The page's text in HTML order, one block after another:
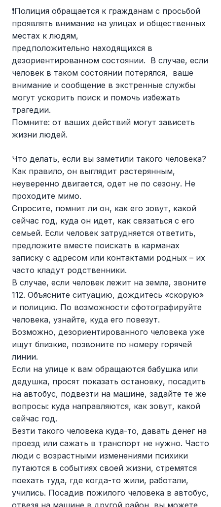
❗️Полиция обращается к гражданам с просьбой
проявлять внимание на улицах и общественных
местах к людям,
предположительно находящихся в
дезориентированном состоянии. В случае, если
человек в таком состоянии потерялся, ваше
внимание и сообщение в экстренные службы
могут ускорить поиск и помочь избежать
трагедии.
Помните: от ваших действий могут зависеть
жизни людей.
Что делать, если вы заметили такого человека?
Как правило, он выглядит растерянным,
неуверенно двигается, одет не по сезону. Не
проходите мимо.
Спросите, помнит ли он, как его зовут, какой
сейчас год, куда он идет, как связаться с его
семьей. Если человек затрудняется ответить,
предложите вместе поискать в карманах
записку с адресом или контактами родных – их
часто кладут родственники.
В случае, если человек лежит на земле, звоните
112. Объясните ситуацию, дождитесь «скорую»
и полицию. По возможности сфотографируйте
человека, узнайте, куда его повезут.
Возможно, дезориентированного человека уже
ищут близкие, позвоните по номеру горячей
линии.
Если на улице к вам обращаются бабушка или
дедушка, просят показать остановку, посадить
на автобус, подвезти на машине, задайте те же
вопросы: куда направляются, как зовут, какой
сейчас год.
Везти такого человека куда-то, давать денег на
проезд или сажать в транспорт не нужно. Часто
люди с возрастными изменениями психики
путаются в событиях своей жизни, стремятся
поехать туда, где когда-то жили, работали,
учились. Посадив пожилого человека в автобус,
отвезя на машине в другой район, вы можете